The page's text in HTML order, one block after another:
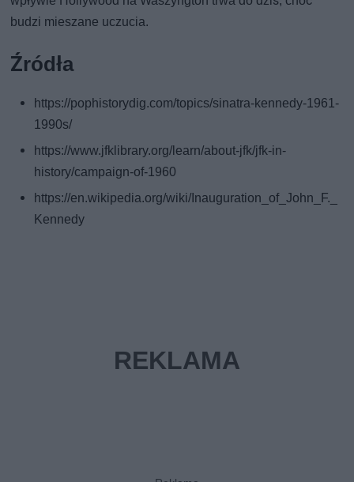
budzi mieszane uczucia.
Źródła
https://pophistorydig.com/topics/sinatra-kennedy-1961-
1990s/
https://www.jfklibrary.org/learn/about-jfk/jfk-in-
history/campaign-of-1960
https://en.wikipedia.org/wiki/Inauguration_of_John_F._
Kennedy